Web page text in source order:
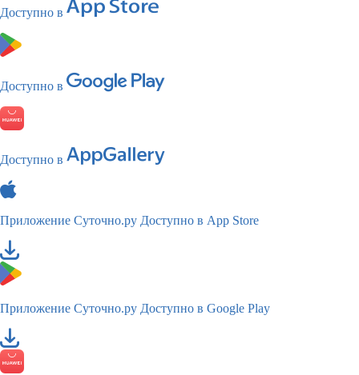
Доступно в
Доступно в
Доступно в
Приложение Суточно.ру Доступно в App Store
Приложение Суточно.ру Доступно в Google Play